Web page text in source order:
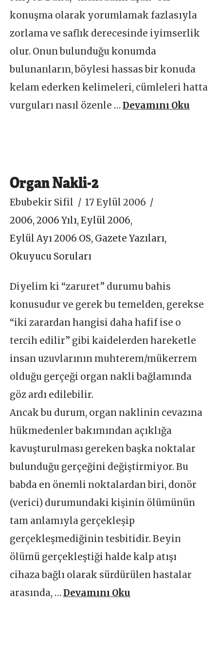
konuşma olarak yorumlamak fazlasıyla
zorlama ve saflık derecesinde iyimserlik
olur. Onun bulunduğu konumda
bulunanların, böylesi hassas bir konuda
kelam ederken kelimeleri, cümleleri hatta
vurguları nasıl özenle …Devamını Oku
Organ Nakli-2
Ebubekir Sifil
17 Eylül 2006
2006,2006 Yılı,Eylül 2006,
Eylül Ayı 2006 OS, Gazete Yazıları,
Okuyucu Soruları
Diyelim ki “zaruret” durumu bahis
konusudur ve gerek bu temelden, gerekse
“iki zarardan hangisi daha hafif ise o
tercih edilir” gibi kaidelerden hareketle
insan uzuvlarının muhterem/mükerrem
olduğu gerçeği organ nakli bağlamında
göz ardı edilebilir.
Ancak bu durum, organ naklinin cevazına
hükmedenler bakımından açıklığa
kavuşturulması gereken başka noktalar
bulunduğu gerçeğini değiştirmiyor. Bu
babda en önemli noktalardan biri, donör
(verici) durumundaki kişinin ölümünün
tam anlamıyla gerçekleşip
gerçekleşmediğinin tesbitidir. Beyin
ölümü gerçekleştiği halde kalp atışı
cihaza bağlı olarak sürdürülen hastalar
arasında, …Devamını Oku